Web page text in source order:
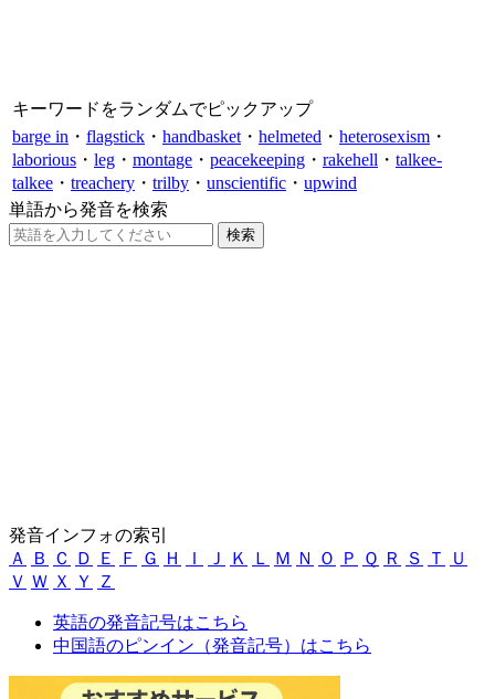
キーワードをランダムでピックアップ
barge in ・ flagstick ・ handbasket ・ helmeted ・ heterosexism ・
laborious ・ leg ・ montage ・ peacekeeping ・ rakehell ・ talkee-
talkee ・ treachery ・ trilby ・ unscientific ・ upwind
単語から発音を検索
発音インフォの索引
Ａ
Ｂ Ｃ Ｄ Ｅ Ｆ Ｇ Ｈ Ｉ Ｊ Ｋ Ｌ Ｍ Ｎ Ｏ Ｐ Ｑ Ｒ Ｓ Ｔ
Ｕ
Ｖ Ｗ Ｘ Ｙ Ｚ
英語の発音記号はこちら
中国語のピンイン（発音記号）はこちら